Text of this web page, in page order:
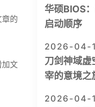
的
加文
华硕BIOS
启动顺序
2026-04-
刀剑神域虚
宰的意境之
2026-04-